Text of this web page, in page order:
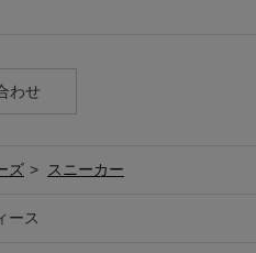
わせ
ズ > スニーカー
ース